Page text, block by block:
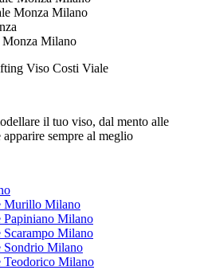
Monza Milano
Monza Milano
il tuo viso, dal mento alle
sempre al meglio
Murillo Milano
Milano
Milano
Milano
Milano